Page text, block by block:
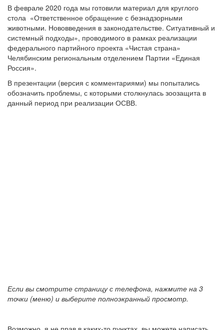
В феврале 2020 года мы готовили материал для круглого
стола «Ответственное обращение с безнадзорными
животными. Нововведения в законодательстве. Ситуативный и
системный подходы», проводимого в рамках реализации
федерального партийного проекта «Чистая страна»
Челябинским региональным отделением Партии «Единая
Россия».
В презентации (версия с комментариями) мы попытались
обозначить проблемы, с которыми столкнулась зоозащита в
данный период при реализации ОСВВ.
Если вы смотрите страницу с телефона, нажмите на 3
точки (меню) и выберите полноэкранный просмотр.